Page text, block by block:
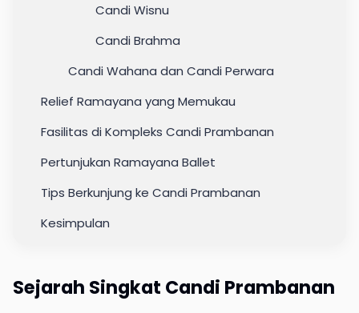
Candi Wisnu
Candi Brahma
Candi Wahana dan Candi Perwara
Relief Ramayana yang Memukau
Fasilitas di Kompleks Candi Prambanan
Pertunjukan Ramayana Ballet
Tips Berkunjung ke Candi Prambanan
Kesimpulan
Sejarah Singkat Candi Prambanan